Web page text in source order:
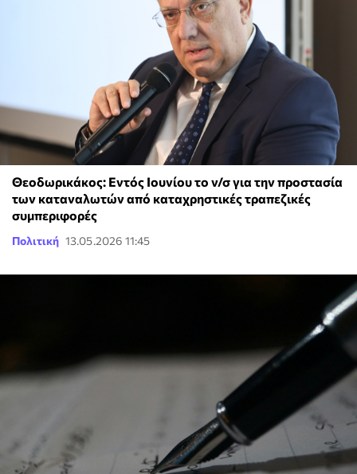
Θεοδωρικάκος: Εντός Ιουνίου το ν/σ για την προστασία
των καταναλωτών από καταχρηστικές τραπεζικές
συμπεριφορές
Πολιτική 13.05.2026 11:45